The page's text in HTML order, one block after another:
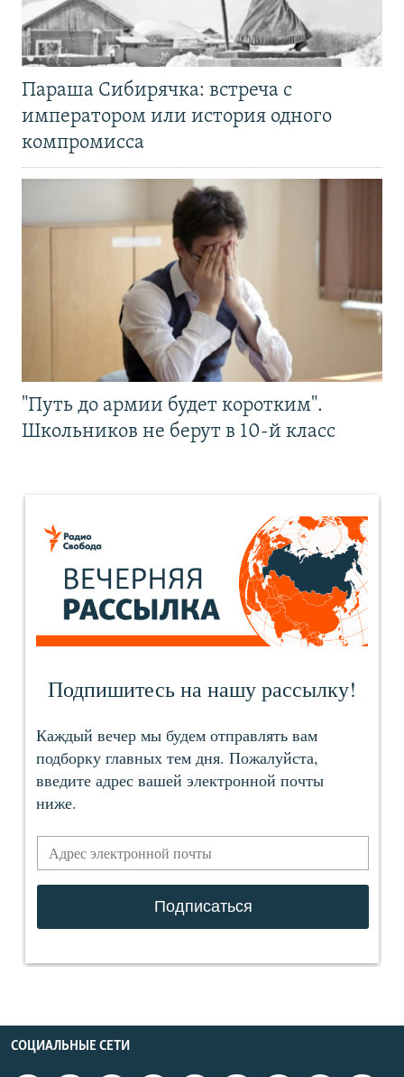
Параша Сибирячка: встреча с
императором или история одного
компромисса
"Путь до армии будет коротким".
Школьников не берут в 10-й класс
СОЦИАЛЬНЫЕ СЕТИ